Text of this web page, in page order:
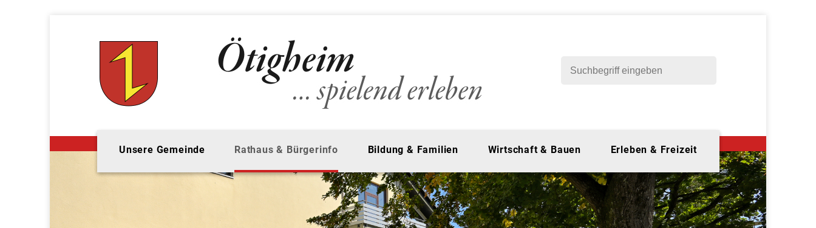
Unsere Gemeinde Rathaus & Bürgerinfo Bildung & Familien Wirtschaft & Bauen Erleben & Freizeit